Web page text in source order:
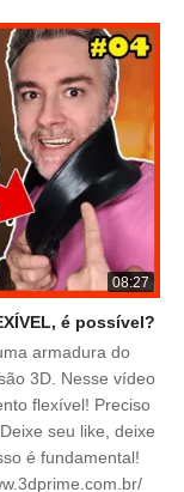
08:27
é possível?
armadura do
3D. Nesse vídeo
flexível! Preciso
seu like, deixe
é fundamental!